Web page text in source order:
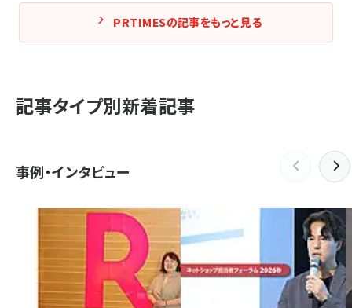
PRTIMESの記事をもっと見る
記事タイプ別新着記事
事例・インタビュー